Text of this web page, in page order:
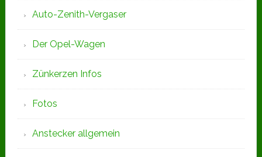
Auto-Zenith-Vergaser
Der Opel-Wagen
Zünkerzen Infos
Fotos
Anstecker allgemein